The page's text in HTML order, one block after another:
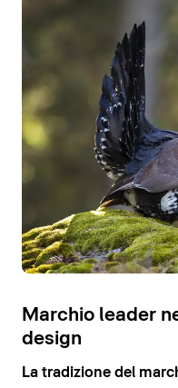
Marchio leader
design
La tradizione del